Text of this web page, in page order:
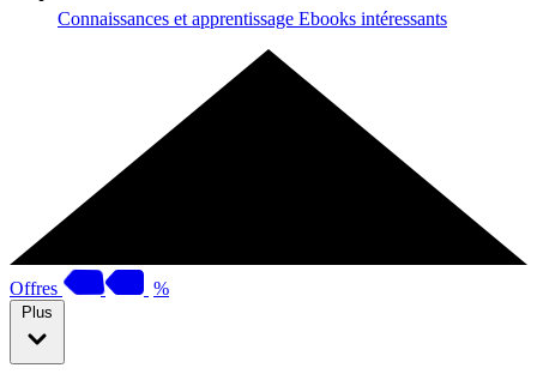
Connaissances et apprentissage Ebooks intéressants
Offres %
Plus